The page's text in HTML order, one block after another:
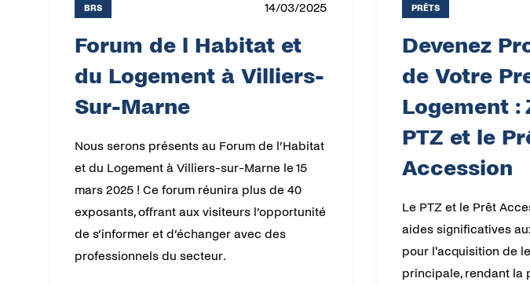
BRS 14/03/2025
Forum de l Habitat et
du Logement à Villiers-
Sur-Marne
Nous serons présents au Forum de l’Habitat
et du Logement à Villiers-sur-Marne le 15
mars 2025 ! Ce forum réunira plus de 40
exposants, offrant aux visiteurs l’opportunité
de s’informer et d’échanger avec des
professionnels du secteur.
PRÊTS
Devenez
de Votre
Logement :
PTZ et le
Accession
Le PTZ et le Prêt
aides significatives
pour l'acquisition de
principale, rendant la